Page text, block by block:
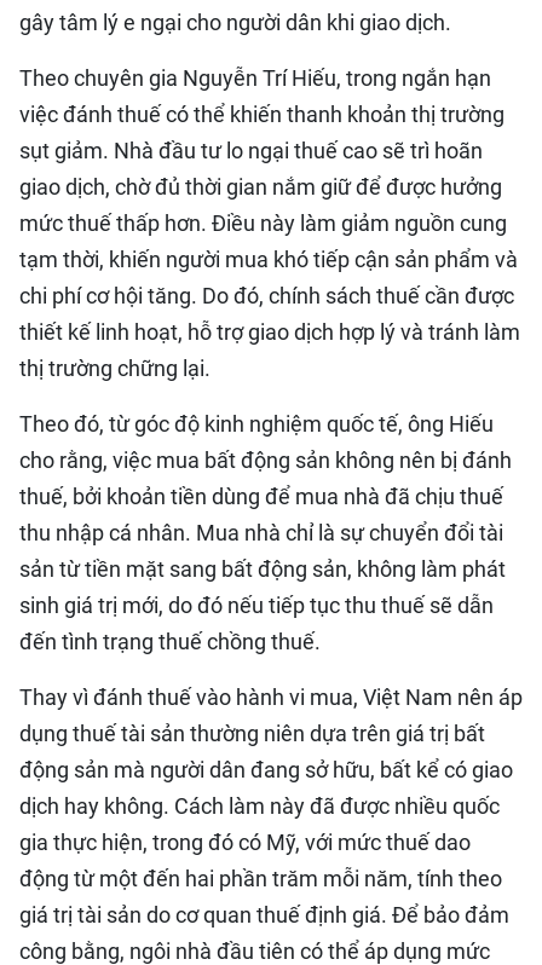
gây tâm lý e ngại cho người dân khi giao dịch.
Theo chuyên gia Nguyễn Trí Hiếu, trong ngắn hạn
việc đánh thuế có thể khiến thanh khoản thị trường
sụt giảm. Nhà đầu tư lo ngại thuế cao sẽ trì hoãn
giao dịch, chờ đủ thời gian nắm giữ để được hưởng
mức thuế thấp hơn. Điều này làm giảm nguồn cung
tạm thời, khiến người mua khó tiếp cận sản phẩm và
chi phí cơ hội tăng. Do đó, chính sách thuế cần được
thiết kế linh hoạt, hỗ trợ giao dịch hợp lý và tránh làm
thị trường chững lại.
Theo đó, từ góc độ kinh nghiệm quốc tế, ông Hiếu
cho rằng, việc mua bất động sản không nên bị đánh
thuế, bởi khoản tiền dùng để mua nhà đã chịu thuế
thu nhập cá nhân. Mua nhà chỉ là sự chuyển đổi tài
sản từ tiền mặt sang bất động sản, không làm phát
sinh giá trị mới, do đó nếu tiếp tục thu thuế sẽ dẫn
đến tình trạng thuế chồng thuế.
Thay vì đánh thuế vào hành vi mua, Việt Nam nên áp
dụng thuế tài sản thường niên dựa trên giá trị bất
động sản mà người dân đang sở hữu, bất kể có giao
dịch hay không. Cách làm này đã được nhiều quốc
gia thực hiện, trong đó có Mỹ, với mức thuế dao
động từ một đến hai phần trăm mỗi năm, tính theo
giá trị tài sản do cơ quan thuế định giá. Để bảo đảm
công bằng, ngôi nhà đầu tiên có thể áp dụng mức